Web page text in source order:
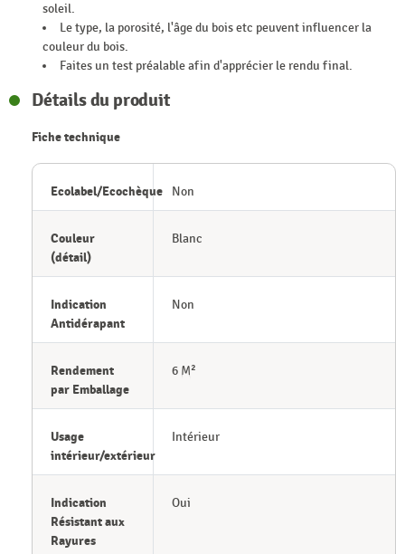
soleil.
Le type, la porosité, l'âge du bois etc peuvent influencer la
couleur du bois.
Faites un test préalable afin d'apprécier le rendu final.
Détails du produit
Fiche technique
Ecolabel/Ecochèque Non
Couleur
(détail)
Blanc
Indication
Antidérapant
Non
Rendement
par Emballage
6 M²
Usage
intérieur/extérieur
Intérieur
Indication
Résistant aux
Rayures
Oui